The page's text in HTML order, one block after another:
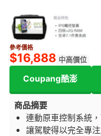
參考價格
$16,888 中高價位
Coupang酷澎
商品摘要
連動原車控制系統
讓駕駛得以完全專